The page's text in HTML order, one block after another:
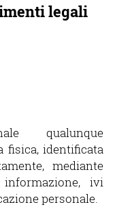
legali
qualunque
fisica, identificata
mediante
ivi
personale.